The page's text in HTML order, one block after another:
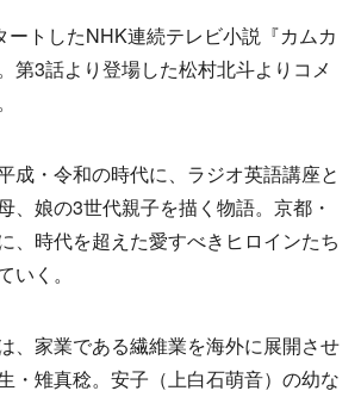
トしたNHK連続テレビ小説『カムカ
第3話より登場した松村北斗よりコメ
成・令和の時代に、ラジオ英語講座と
、娘の3世代親子を描く物語。京都・
、時代を超えた愛すべきヒロインたち
いく。
、家業である繊維業を海外に展開させ
・雉真稔。安子（上白石萌音）の幼な